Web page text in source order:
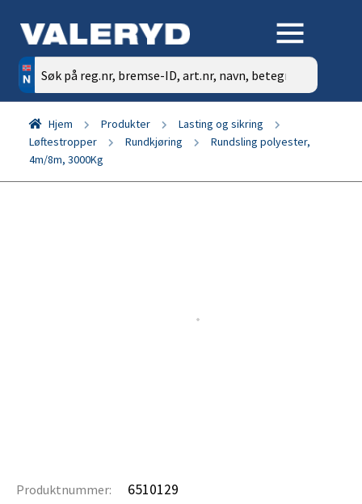
Søk
etter:
Hjem Produkter
Lasting og sikring
Løftestropper
Rundkjøring
Rundsling polyester,
4m/8m, 3000Kg
Produktnummer: 6510129